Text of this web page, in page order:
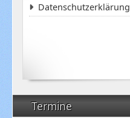
Termine
Datenschutzerklärung